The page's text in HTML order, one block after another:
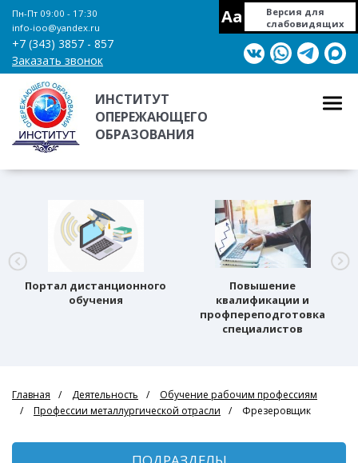
Пн-Пт 09:00 - 17:30
info-ioo@yandex.ru
+7 (343) 3857 - 857
Заказать звонок
Aa
Версия для
слабовидящих
ИНСТИТУТ
ОПЕРЕЖАЮЩЕГО
ОБРАЗОВАНИЯ
Портал дистанционного
обучения
Повышение
квалификации и
профпереподготовка
специалистов
Главная Деятельность
Обучение рабочим профессиям
Профессии металлургической отрасли
Фрезеровщик